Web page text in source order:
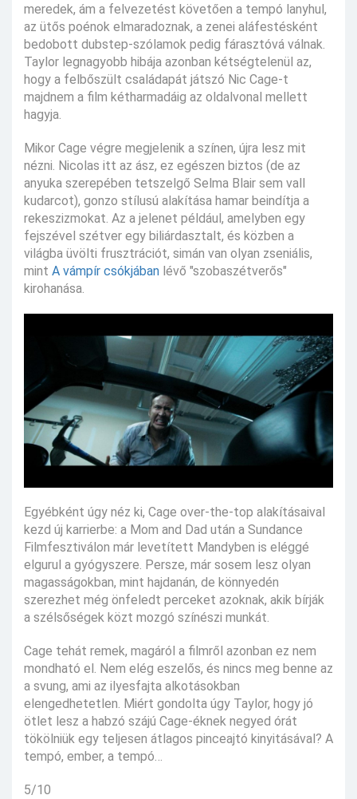
meredek, ám a felvezetést követően a tempó lanyhul,
az ütős poénok elmaradoznak, a zenei aláfestésként
bedobott dubstep-szólamok pedig fárasztóvá válnak.
Taylor legnagyobb hibája azonban kétségtelenül az,
hogy a felbőszült családapát játszó Nic Cage-t
majdnem a film kétharmadáig az oldalvonal mellett
hagyja.
Mikor Cage végre megjelenik a színen, újra lesz mit
nézni. Nicolas itt az ász, ez egészen biztos (de az
anyuka szerepében tetszelgő Selma Blair sem vall
kudarcot), gonzo stílusú alakítása hamar beindítja a
rekeszizmokat. Az a jelenet például, amelyben egy
fejszével szétver egy biliárdasztalt, és közben a
világba üvölti frusztrációt, simán van olyan zseniális,
mint A vámpír csókjában lévő "szobaszétverős"
kirohanása.
Egyébként úgy néz ki, Cage over-the-top alakításaival
kezd új karrierbe: a Mom and Dad után a Sundance
Filmfesztiválon már levetített Mandyben is eléggé
elgurul a gyógyszere. Persze, már sosem lesz olyan
magasságokban, mint hajdanán, de könnyedén
szerezhet még önfeledt perceket azoknak, akik bírják
a szélsőségek közt mozgó színészi munkát.
Cage tehát remek, magáról a filmről azonban ez nem
mondható el. Nem elég eszelős, és nincs meg benne az
a svung, ami az ilyesfajta alkotásokban
elengedhetetlen. Miért gondolta úgy Taylor, hogy jó
ötlet lesz a habzó szájú Cage-éknek negyed órát
tökölniük egy teljesen átlagos pinceajtó kinyitásával? A
tempó, ember, a tempó…
5/10